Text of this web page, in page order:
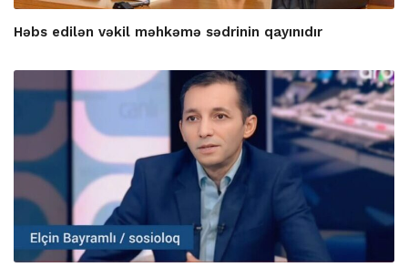
Həbs edilən vəkil məhkəmə sədrinin qayınıdır